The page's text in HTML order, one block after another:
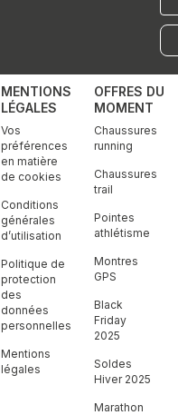
MENTIONS
LÉGALES
Vos
préférences
en matière
de cookies
Conditions
générales
d’utilisation
Politique de
protection
des
données
personnelles
Mentions
légales
OFFRES DU
MOMENT
Chaussures
running
Chaussures
trail
Pointes
athlétisme
Montres
GPS
Black
Friday
2025
Soldes
Hiver 2025
Marathon